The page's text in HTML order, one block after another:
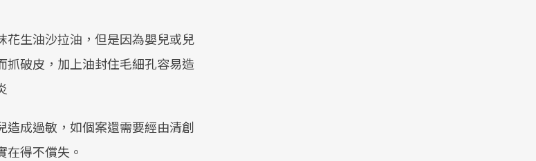
花生油沙拉油，但是因為嬰兒或兒
破皮，加上油封住毛細孔容易造
成過敏，如個案還需要經由清創
得不償失。